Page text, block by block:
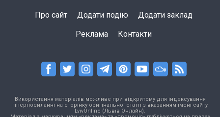
Про сайт Додати подію Додати заклад
Реклама Контакти
Використання матеріалів можливе при відкритому для індексування
гіперпосиланні на сторінку оригінальної статті з вказанням імені сайту
LvivOnline (Львів Онлайн).